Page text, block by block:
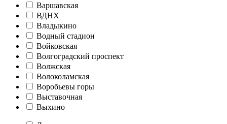
Варшавская
ВДНХ
Владыкино
Водный стадион
Войковская
Волгоградский проспект
Волжская
Волоколамская
Воробьевы горы
Выставочная
Выхино